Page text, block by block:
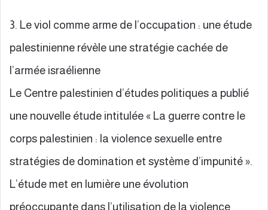
3. Le viol comme arme de l’occupation : une étude
palestinienne révèle une stratégie cachée de
l’armée israélienne
Le Centre palestinien d’études politiques a publié
une nouvelle étude intitulée « La guerre contre le
corps palestinien : la violence sexuelle entre
stratégies de domination et système d’impunité ».
L’étude met en lumière une évolution
préoccupante dans l’utilisation de la violence